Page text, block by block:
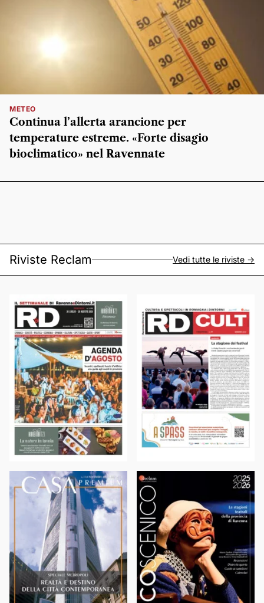
METEO
Continua l’allerta arancione per
temperature estreme. «Forte disagio
bioclimatico» nel Ravennate
Riviste Reclam Vedi tutte le riviste ->